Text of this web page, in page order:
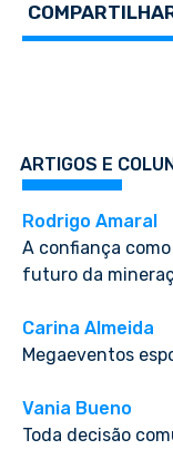
ARTIGOS E
Rodrigo Amaral
A confiança
futuro da
Carina Almeida
Megaeventos
Vania Bueno
Toda decisão